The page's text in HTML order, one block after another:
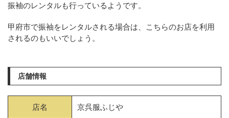
振袖のレンタルも行っているようです。
甲府市で振袖をレンタルされる場合は、こちらのお店を利用
されるのもいいでしょう。
店舗情報
店名 京呉服ふじや